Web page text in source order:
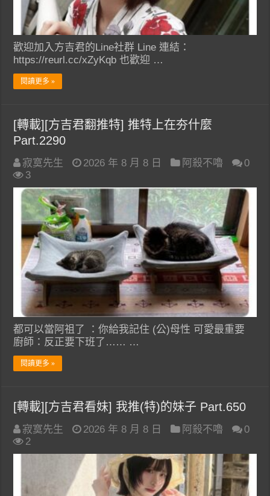
歡迎加入方吉君的Line社群 Line 連結：
https://reurl.cc/xZyKqb 也歡迎 …
閱讀更多 »
[轉載][方吉君翻推特] 推特上在夯什麼
Part.2290
寂寞先生 2026 年 8 月 8 日 阿殺不嚕
0
3
都可以當阿祖了 ：你給我記住 (公)母性 可愛最重要
廚師：反正要下班了…… …
閱讀更多 »
[轉載][方吉君看妹] 我推(特)的妹子 Part.650
寂寞先生 2026 年 8 月 8 日 阿殺不嚕
0
2